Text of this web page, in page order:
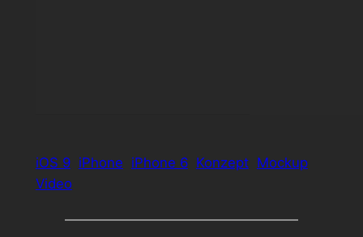
iOS 9 iPhone iPhone 6 Konzept Mockup
Video